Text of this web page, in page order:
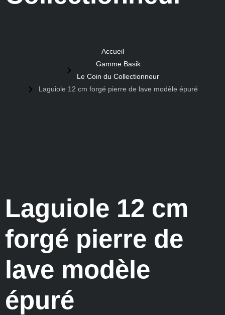
Accueil
Gamme Basik
Le Coin du Collectionneur
Laguiole 12 cm forgé pierre de lave modèle épuré
Laguiole 12 cm
forgé pierre de
lave modèle
épuré